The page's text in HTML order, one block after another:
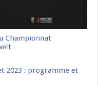
Championnat
2023 : programme et